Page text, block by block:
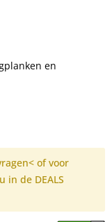
en
of voor
in de DEALS